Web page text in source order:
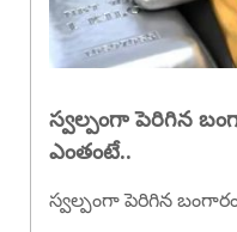
స్వల్పంగా పెరిగిన
ఎంతంటే..
స్వల్పంగా పెరిగిన